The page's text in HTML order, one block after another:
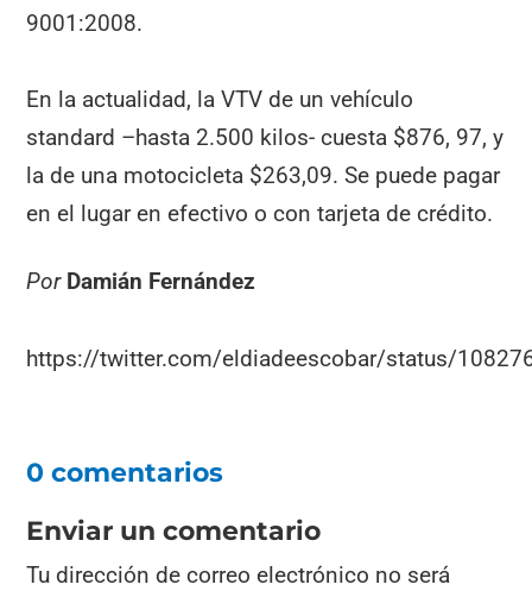
9001:2008.
En la actualidad, la VTV de un vehículo
standard –hasta 2.500 kilos- cuesta $876, 97, y
la de una motocicleta $263,09. Se puede pagar
en el lugar en efectivo o con tarjeta de crédito.
Por Damián Fernández
https://twitter.com/eldiadeescobar/status/
0 comentarios
Enviar un comentario
Tu dirección de correo electrónico no será